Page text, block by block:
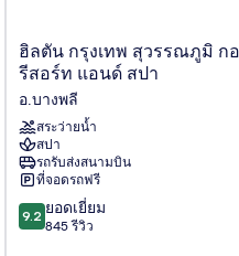
ฮิล
ตัน
สุวรรณภูมิ
กอล์ฟ
รีสอร์ท
แอนด์
สปา
อ.บางพลี
ฮิลตัน กรุงเทพ สุวรรณภูมิ ก
รีสอร์ท แอนด์ สปา
อ.บางพลี
สระว่ายน้ำ
สปา
รถรับส่งสนามบิน
ที่จอดรถฟรี
9.2
จาก
9.2 ยอดเยี่ยม
845 รีวิว